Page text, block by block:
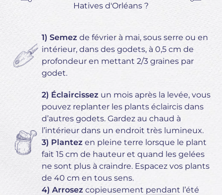
Hatives d'Orléans ?
1) Semez de février à mai, sous serre ou en
intérieur, dans des godets, à 0,5 cm de
profondeur en mettant 2/3 graines par
godet.
2) Éclaircissez un mois après la levée, vous
pouvez replanter les plants éclaircis dans
d’autres godets. Gardez au chaud à
l’intérieur dans un endroit très lumineux.
3) Plantez en pleine terre lorsque le plant
fait 15 cm de hauteur et quand les gelées
ne sont plus à craindre. Espacez vos plants
de 40 cm en tous sens.
4) Arrosez copieusement pendant l’été